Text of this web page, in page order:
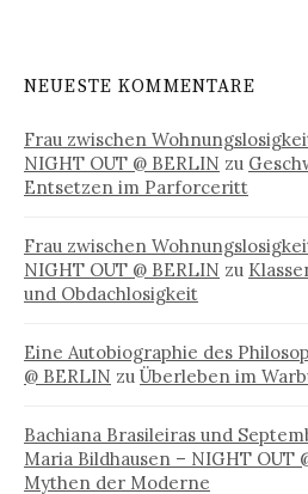
NEUESTE KOMMENTARE
Frau zwischen
NIGHT OUT @ BERLIN zu
Entsetzen im Parforceritt
Frau zwischen
NIGHT OUT @ BERLIN zu
und Obdachlosigkeit
Eine Autobiographie des
@ BERLIN zu Überleben im
Bachiana Brasileiras und
Maria Bildhausen – NIGHT OUT
Mythen der Moderne